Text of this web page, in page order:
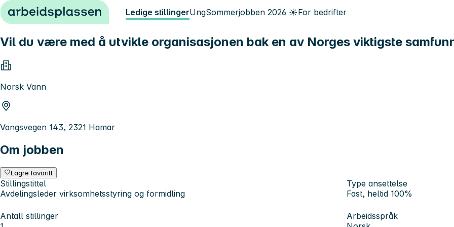
Hopp til innhold Ledige stillingerUngSommerjobben 2026 ☀️For bedrifter
Vil du være med å utvikle organisasjonen bak en av Norges viktigste
Norsk Vann
Vangsvegen 143, 2321 Hamar
Om jobben
Lagre favoritt
Stillingstittel
Avdelingsleder virksomhetsstyring og formidling
Type ansettelse
Fast, heltid 100%
Antall stillinger
Arbeidsspråk